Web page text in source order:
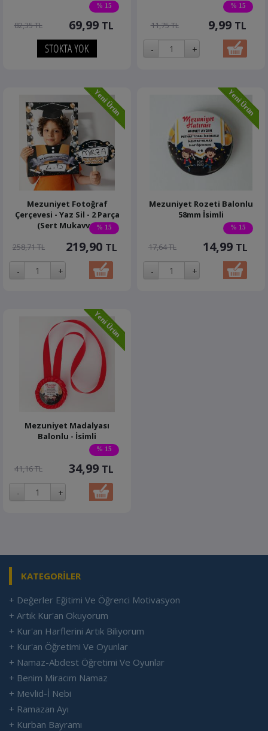
% 15
82,35 TL 69,99 TL
% 15
11,75 TL 9,99 TL
% 15
Mezuniyet Fotoğraf
Çerçevesi - Yaz Sil - 2 Parça
(Sert Mukavva)
258,71 TL
219,90 TL
% 15
Mezuniyet Rozeti Balonlu
58mm İsimli
17,64 TL 14,99 TL
% 15
Mezuniyet Madalyası
Balonlu - İsimli
41,16 TL 34,99 TL
KATEGORİLER
+ Değerler Eğitimi Ve Öğrenci Motivasyon
+ Artık Kur'an Okuyorum
+ Kur'an Harflerini Artık Biliyorum
+ Kur'an Öğretimi Ve Oyunlar
+ Namaz-Abdest Öğretimi Ve Oyunlar
+ Benim Miracım Namaz
+ Mevlid-İ Nebi
+ Ramazan Ayı
+ Kurban Bayramı